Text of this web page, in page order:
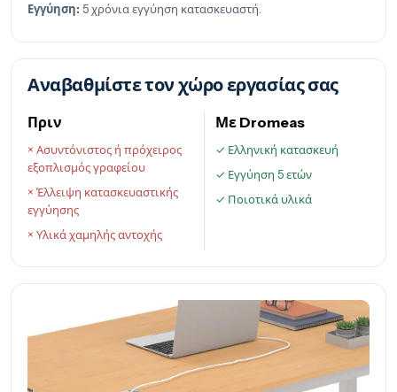
Εγγύηση: 5 χρόνια εγγύηση κατασκευαστή.
Αναβαθμίστε τον χώρο εργασίας σας
Πριν
× Ασυντόνιστος ή πρόχειρος
εξοπλισμός γραφείου
× Έλλειψη κατασκευαστικής
εγγύησης
× Υλικά χαμηλής αντοχής
Με Dromeas
✓ Ελληνική κατασκευή
✓ Εγγύηση 5 ετών
✓ Ποιοτικά υλικά